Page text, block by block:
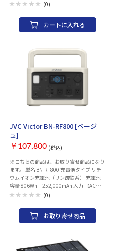
使えるので、充電しながらの通話や動画視
(0)
カートに入れる
JVC Victor BN-RF800 [ベージ
ュ]
￥107,800 (税込)
※こちらの商品は、お取り寄せ商品になり
ます。 型名 BN-RF800 充電池タイプ リチ
ウムイオン充電池（リン酸鉄系） 充電池
容量 806Wh 252,000mAh 入力 【AC】
100V AC 50/60Hz 1,225W 【DC】12V-
7A 50/60Hz 合計700W（瞬間最大
1,400W） USB出力 【USB Type-A
Qualcomm® Quick Charge™ 3.0×2】 5V-
1.5A 【USB Type-C™①】 5V DC 3.0A/9V
(0)
お取り寄せ商品